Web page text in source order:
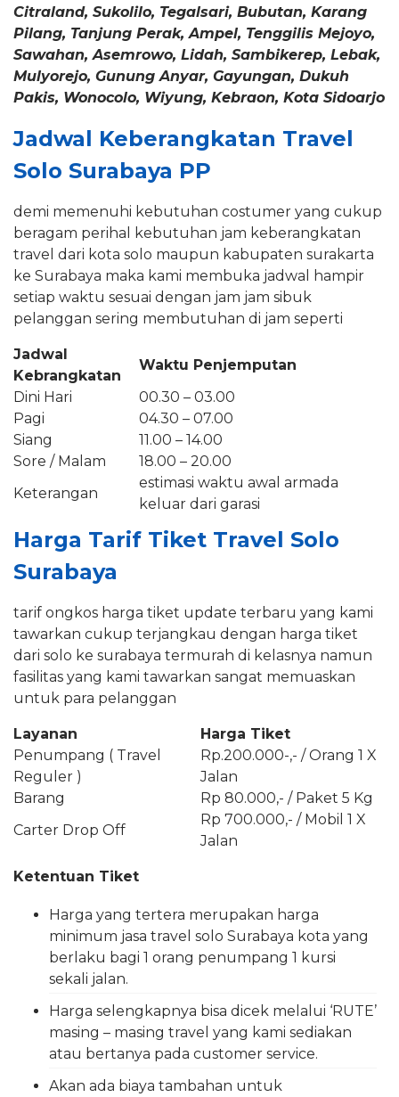
Citraland, Sukolilo, Tegalsari, Bubutan, Karang
Pilang, Tanjung Perak, Ampel, Tenggilis Mejoyo,
Sawahan, Asemrowo, Lidah, Sambikerep, Lebak,
Mulyorejo, Gunung Anyar, Gayungan, Dukuh
Pakis, Wonocolo, Wiyung, Kebraon, Kota Sidoarjo
Jadwal Keberangkatan Travel
Solo Surabaya PP
demi memenuhi kebutuhan costumer yang cukup
beragam perihal kebutuhan jam keberangkatan
travel dari kota solo maupun kabupaten surakarta
ke Surabaya maka kami membuka jadwal hampir
setiap waktu sesuai dengan jam jam sibuk
pelanggan sering membutuhan di jam seperti
Jadwal
Kebrangkatan
Waktu Penjemputan
Dini Hari
00.30 – 03.00
Pagi
04.30 – 07.00
Siang
11.00 – 14.00
Sore / Malam
18.00 – 20.00
Keterangan
estimasi waktu awal armada
keluar dari garasi
Harga Tarif Tiket Travel Solo
Surabaya
tarif ongkos harga tiket update terbaru yang kami
tawarkan cukup terjangkau dengan harga tiket
dari solo ke surabaya termurah di kelasnya namun
fasilitas yang kami tawarkan sangat memuaskan
untuk para pelanggan
Layanan
Harga Tiket
Penumpang ( Travel
Reguler )
Rp.200.000-,- / Orang 1 X
Jalan
Barang
Rp 80.000,- / Paket 5 Kg
Carter Drop Off
Rp 700.000,- / Mobil 1 X
Jalan
Ketentuan Tiket
Harga yang tertera merupakan harga
minimum jasa travel solo Surabaya kota yang
berlaku bagi 1 orang penumpang 1 kursi
sekali jalan.
Harga selengkapnya bisa dicek melalui ‘RUTE’
masing – masing travel yang kami sediakan
atau bertanya pada customer service.
Akan ada biaya tambahan untuk